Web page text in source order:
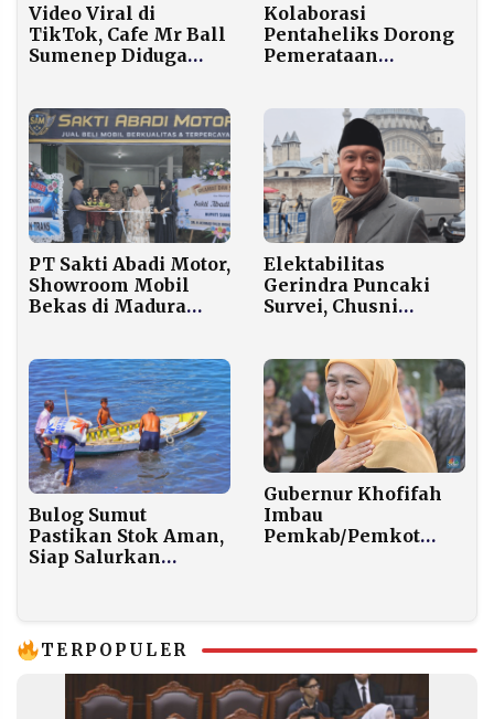
Video Viral di
TikTok, Cafe Mr Ball
Sumenep Diduga
Malam
Kolaborasi
Pentaheliks Dorong
Pemerataan
PT Sakti Abadi Motor,
Showroom Mobil
Bekas di Madura
Transparan
Elektabilitas
Gerindra Puncaki
Survei, Chusni
dengan Program
Prioritas Presiden
Bulog Sumut
Pastikan Stok Aman,
Siap Salurkan
Gubernur Khofifah
Imbau
Pemkab/Pemkot
TERPOPULER